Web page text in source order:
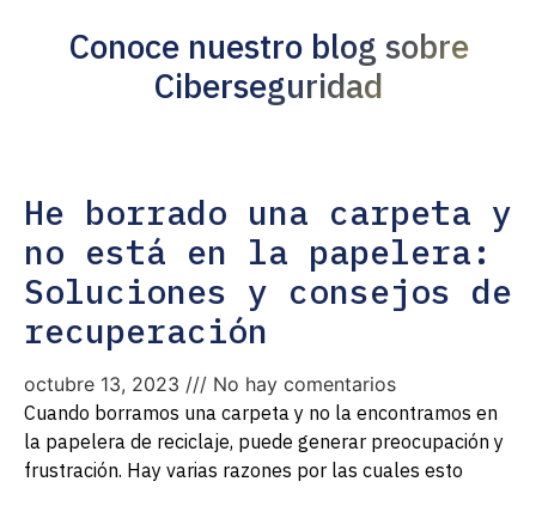
Conoce nuestro blog sobre
Ciberseguridad
He borrado una carpeta y
no está en la papelera:
Soluciones y consejos de
recuperación
octubre 13, 2023
No hay comentarios
Cuando borramos una carpeta y no la encontramos en
la papelera de reciclaje, puede generar preocupación y
frustración. Hay varias razones por las cuales esto